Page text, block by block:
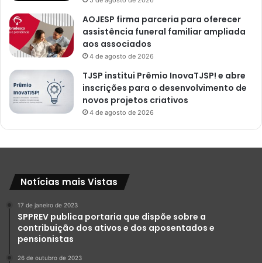
AOJESP firma parceria para oferecer
assistência funeral familiar ampliada
aos associados
4 de agosto de 2026
TJSP institui Prêmio InovaTJSP! e abre
inscrições para o desenvolvimento de
novos projetos criativos
4 de agosto de 2026
Notícias mais Vistas
17 de janeiro de 2023
SPPREV publica portaria que dispõe sobre a
contribuição dos ativos e dos aposentados e
pensionistas
26 de outubro de 2023